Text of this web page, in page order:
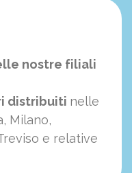
nostre filiali
distribuiti nelle
Milano,
e relative